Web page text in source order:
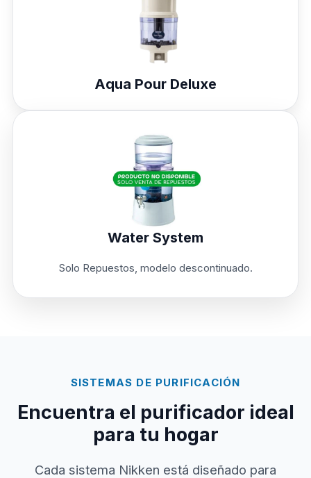
Aqua Pour Deluxe
Water System
Solo Repuestos, modelo descontinuado.
SISTEMAS DE PURIFICACIÓN
Encuentra el purificador ideal
para tu hogar
Cada sistema Nikken está diseñado para